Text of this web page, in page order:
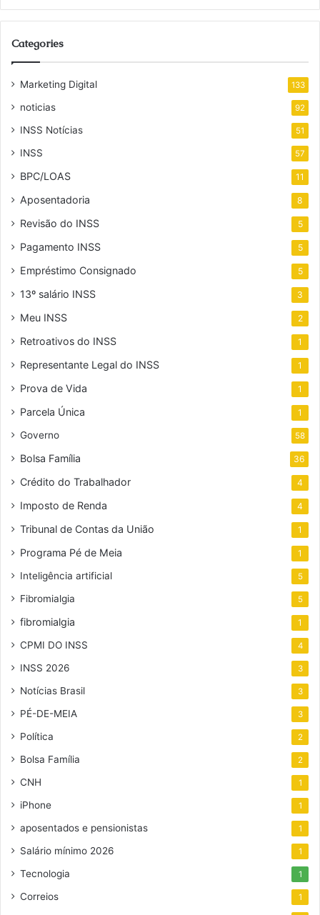
Categories
Marketing Digital 133
noticias 92
INSS Notícias 51
INSS 57
BPC/LOAS 11
Aposentadoria 8
Revisão do INSS 5
Pagamento INSS 5
Empréstimo Consignado 5
13º salário INSS 3
Meu INSS 2
Retroativos do INSS 1
Representante Legal do INSS 1
Prova de Vida 1
Parcela Única 1
Governo 58
Bolsa Família 36
Crédito do Trabalhador 4
Imposto de Renda 4
Tribunal de Contas da União 1
Programa Pé de Meia 1
Inteligência artificial 5
Fibromialgia 5
fibromialgia 1
CPMI DO INSS 4
INSS 2026 3
Notícias Brasil 3
PÉ-DE-MEIA 3
Política 2
Bolsa Família 2
CNH 1
iPhone 1
aposentados e pensionistas 1
Salário mínimo 2026 1
Tecnologia 1
Correios 1